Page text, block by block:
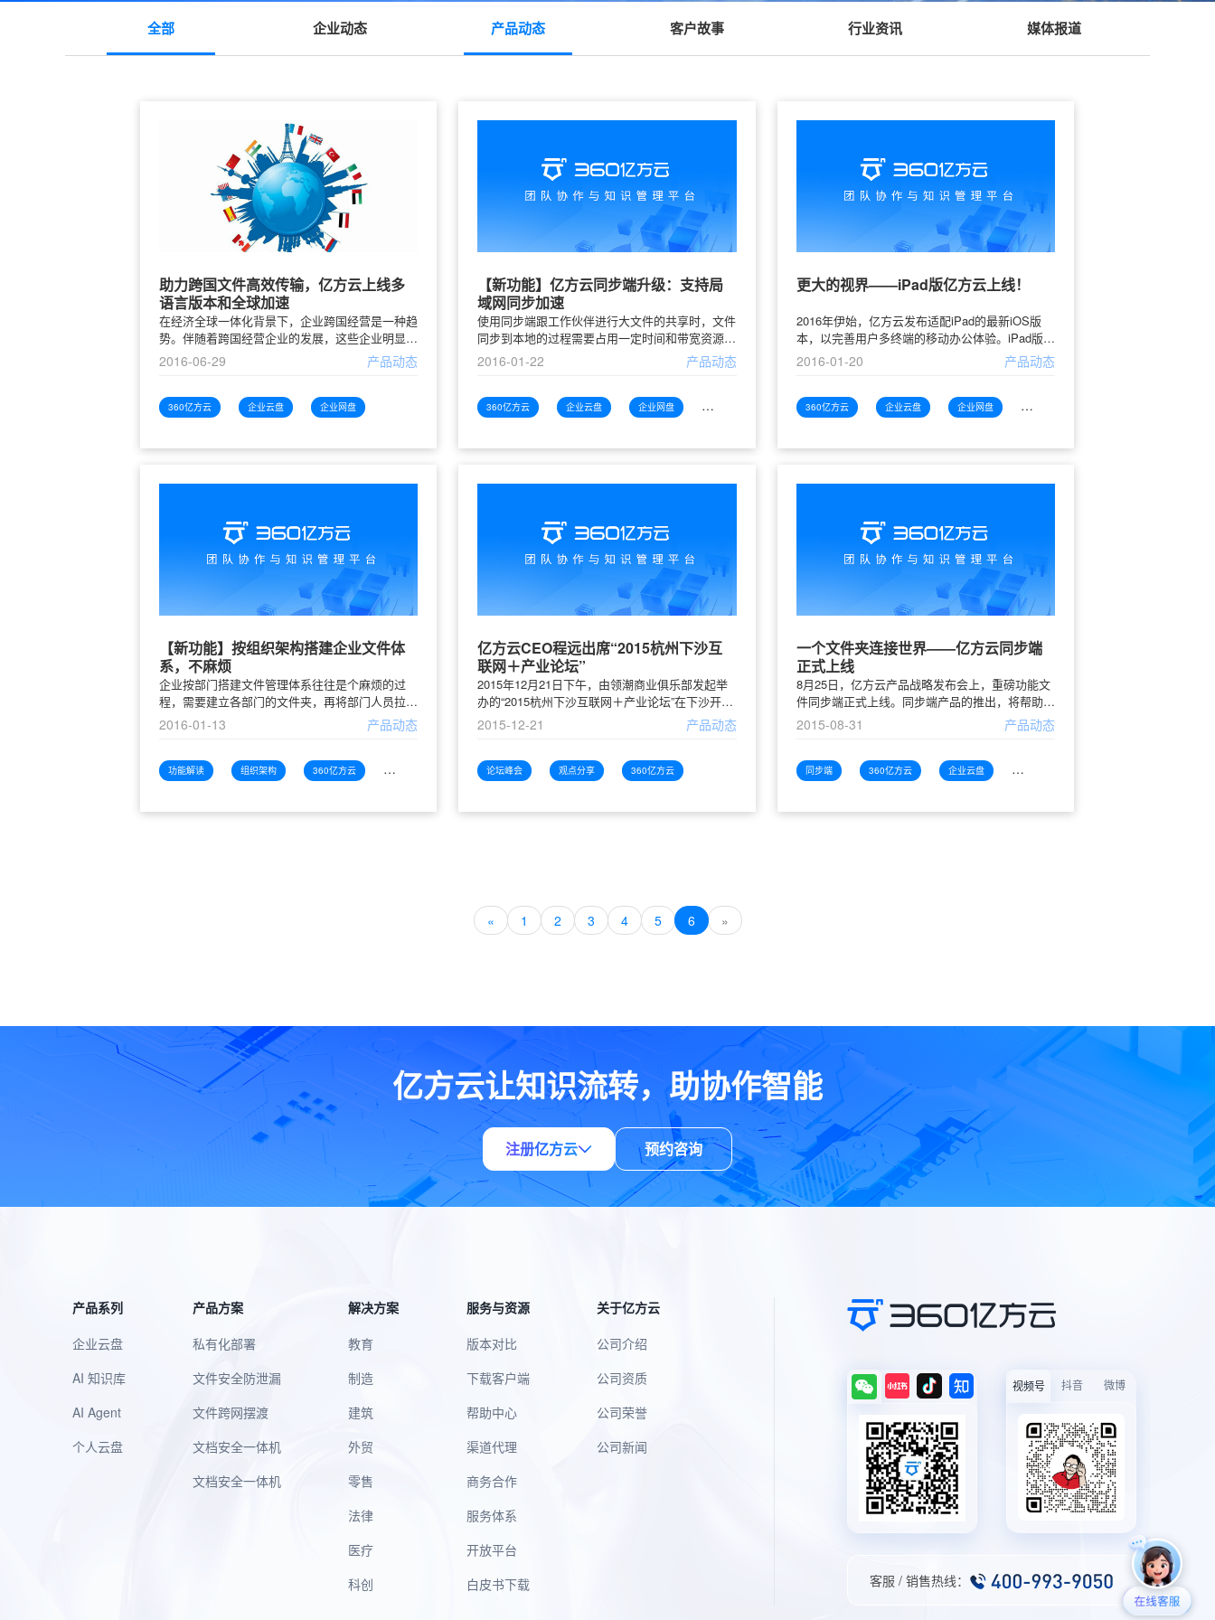
全部 企业动态 产品动态 客户故事 行业资讯 媒体报道
助力跨国文件高效传输，亿方云上线多
语言版本和全球加速
在经济全球一体化背景下，企业跨国经营是一种趋
势。伴随着跨国经营企业的发展，这些企业明显地
遇到一个共同的问题：如何高效的跨国数据收集、
分发和共享。数据不能高效流转已经成为跨国企业
生产制造型企业，在渠道管理和文件收集、分发和
2016-06-29 产品动态
360亿方云 企业云盘 企业网盘
【新功能】亿方云同步端升级：支持局
域网同步加速
使用同步端跟工作伙伴进行大文件的共享时，文件
同步到本地的过程需要占用一定时间和带宽资源，
影响工作效率。亿方云同步端新增局域网同步加速
功能，在同一局域网内办公的同事用同步端同步同
一个同事完成了某个文件的同步，已同步完成的文
2016-01-22 产品动态
360亿方云 企业云盘 企业网盘 局域网
更大的视界——iPad版亿方云上线！
2016年伊始，亿方云发布适配iPad的最新iOS版
本，以完善用户多终端的移动办公体验。iPad版亿
方云继承了手机版的功能设计，支持移动办公场景
下的所有高频功能，同时，在菜单、弹窗等产品界
2016-01-20 产品动态
360亿方云 企业云盘 企业网盘 功能解读
【新功能】按组织架构搭建企业文件体
系，不麻烦
企业按部门搭建文件管理体系往往是个麻烦的过
程，需要建立各部门的文件夹，再将部门人员拉入
文件夹，再按目录结构设置不同层级的文件访问权
限。仅就权限设置这一动作，以一个300人规模的
作。如果是3000人规模的大型企业组织架构，按
2016-01-13 产品动态
功能解读 组织架构 360亿方云 企业云盘
亿方云CEO程远出席“2015杭州下沙互
联网＋产业论坛”
2015年12月21日下午，由领潮商业俱乐部发起举
办的“2015杭州下沙互联网＋产业论坛”在下沙开元
酒店如期举行，来自下沙经济开发区的企业家们和
下沙高校的教授导师们参加了本次论坛。在移动互
背景下，本次论坛聚焦于“传统产业如何借助互联
2015-12-21 产品动态
论坛峰会 观点分享 360亿方云
一个文件夹连接世界——亿方云同步端
正式上线
8月25日，亿方云产品战略发布会上，重磅功能文
件同步端正式上线。同步端产品的推出，将帮助用
户以最简单的方式把本地文件上传到云端并实时同
步。由于目前绝大多数用户的文件都在电脑本地硬
非常繁琐，亿方云希望将PC和云端的文件无缝、
2015-08-31 产品动态
同步端 360亿方云 企业云盘 企业网盘
« 1 2 3 4 5 6 »
亿方云让知识流转，助协作智能
注册亿方云 预约咨询
产品系列
企业云盘
AI 知识库
AI Agent
个人云盘
产品方案
私有化部署
文件安全防泄漏
文件跨网摆渡
文档安全一体机
文档安全一体机
解决方案
教育
制造
建筑
外贸
零售
法律
医疗
科创
服务与资源
版本对比
下载客户端
帮助中心
渠道代理
商务合作
服务体系
开放平台
白皮书下载
关于亿方云
公司介绍
公司资质
公司荣誉
公司新闻
视频号 抖音 微博
客服 / 销售热线：